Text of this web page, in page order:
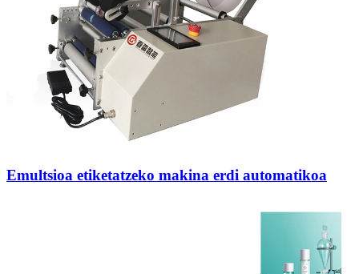
Emultsioa etiketatzeko makina erdi automatikoa